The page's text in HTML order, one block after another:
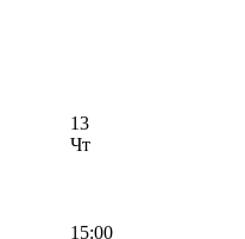
13
Чт
15:00